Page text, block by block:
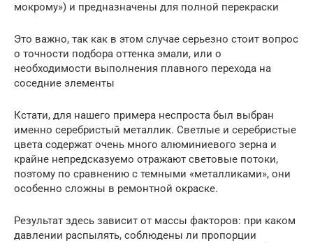
мокрому») и предназначены для полной перекраски
Это важно, так как в этом случае серьезно стоит вопрос
о точности подбора оттенка эмали, или о
необходимости выполнения плавного перехода на
соседние элементы
Кстати, для нашего примера неспроста был выбран
именно серебристый металлик. Светлые и серебристые
цвета содержат очень много алюминиевого зерна и
крайне непредсказуемо отражают световые потоки,
поэтому по сравнению с темными «металликами», они
особенно сложны в ремонтной окраске.
Результат здесь зависит от массы факторов: при каком
давлении распылять, соблюдены ли пропорции